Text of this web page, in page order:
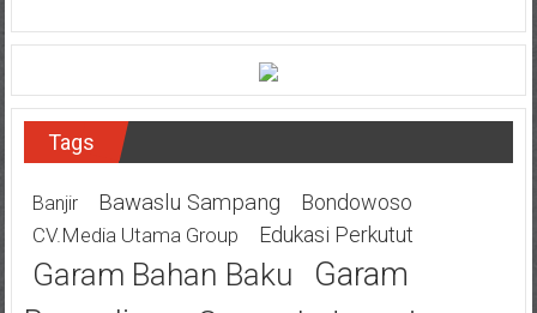
Tags
Banjir Bawaslu Sampang Bondowoso
CV.Media Utama Group Edukasi Perkutut
Garam Bahan Baku
Garam